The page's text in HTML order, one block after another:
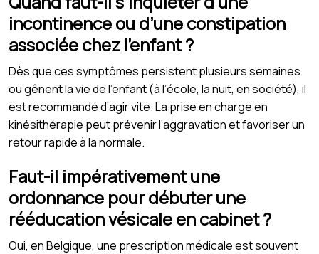
incontinence ou d’une constipation
associée chez l’enfant ?
Dès que ces symptômes persistent plusieurs semaines
ou gênent la vie de l’enfant (à l’école, la nuit, en société), il
est recommandé d’agir vite. La prise en charge en
kinésithérapie peut prévenir l’aggravation et favoriser un
retour rapide à la normale.
Faut-il impérativement une
ordonnance pour débuter une
rééducation vésicale en cabinet ?
Oui, en Belgique, une prescription médicale est souvent